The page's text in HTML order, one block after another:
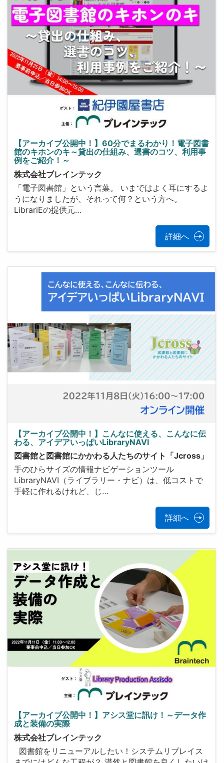
【アーカイブ公開中！】60分でまるわかり！電子図書
館のキホンのキ～貸出の仕組み、選書のコツ、利用事
例をご紹介！～
株式会社ブレインテック
「電子図書館」という言葉。 いまではよく耳にするよ
うになりましたが、それって何？という方へ。
LibrariEの提供元…
詳細へ
【アーカイブ公開中！】こんなに使える、こんなに伝
わる、アイデアいっぱいLibraryNAVI
図書館と図書館にかかわる人たちのサイト「Jcross」
手のひらサイズの情報ナビゲーションツール
LibraryNAVI（ライブラリー・ナビ）は、低コストで
手軽に作れるけれど、じ…
詳細へ
【アーカイブ公開中！】アシス堂に訊け！～データ作
成と装備の実際
株式会社ブレインテック
図書館をリニューアルしたい！システムリプレイス